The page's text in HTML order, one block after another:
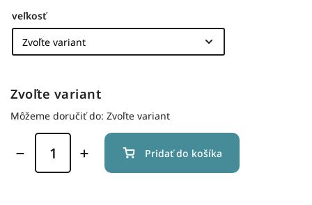
veľkosť
Zvoľte variant
Môžeme doručiť do: Zvoľte variant
Pridať do košíka